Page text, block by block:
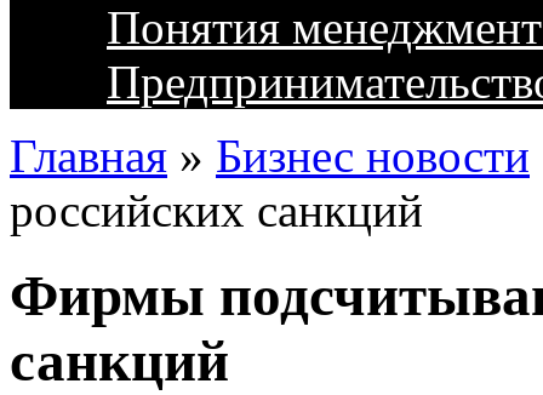
Понятия
Главная » Бизнес новости
российских санкций
Фирмы
санкций